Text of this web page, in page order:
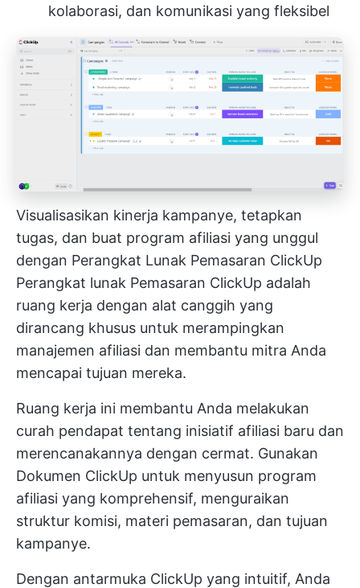
kolaborasi, dan komunikasi yang fleksibel
Visualisasikan kinerja kampanye, tetapkan
tugas, dan buat program afiliasi yang unggul
dengan Perangkat Lunak Pemasaran ClickUp
Perangkat lunak Pemasaran ClickUp adalah
ruang kerja dengan alat canggih yang
dirancang khusus untuk merampingkan
manajemen afiliasi dan membantu mitra Anda
mencapai tujuan mereka.
Ruang kerja ini membantu Anda melakukan
curah pendapat tentang inisiatif afiliasi baru dan
merencanakannya dengan cermat. Gunakan
Dokumen ClickUp untuk menyusun program
afiliasi yang komprehensif, menguraikan
struktur komisi, materi pemasaran, dan tujuan
kampanye.
Dengan antarmuka ClickUp yang intuitif, Anda